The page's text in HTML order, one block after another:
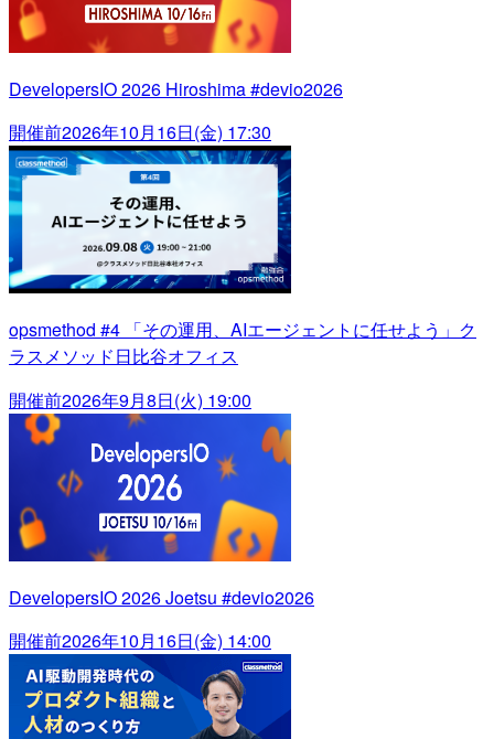
DevelopersIO 2026 Hiroshima #devio2026
開催前2026年10月16日(金) 17:30
opsmethod #4 「その運用、AIエージェントに任せよう」ク
ラスメソッド日比谷オフィス
開催前2026年9月8日(火) 19:00
DevelopersIO 2026 Joetsu #devio2026
開催前2026年10月16日(金) 14:00